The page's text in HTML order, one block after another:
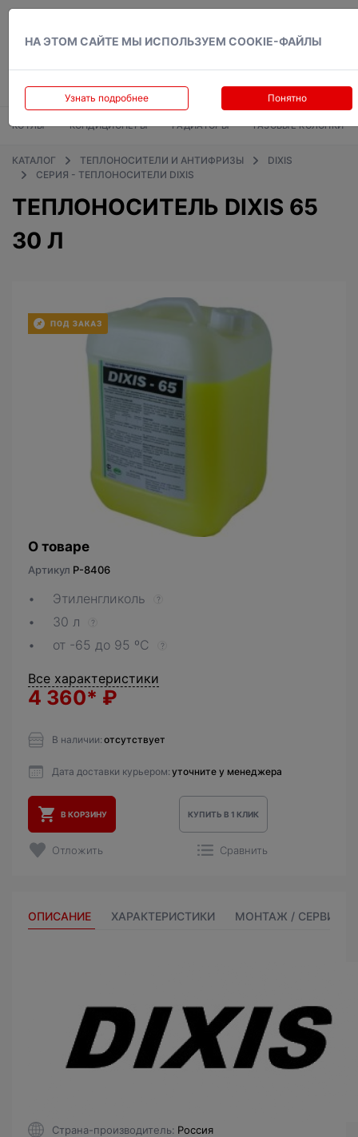
НА ЭТОМ САЙТЕ МЫ ИСПОЛЬЗУЕМ COOKIE-ФАЙЛЫ
Узнать подробнее Понятно
КОТЛЫ КОНДИЦИОНЕРЫ РАДИАТОРЫ ГАЗОВЫЕ КОЛОНКИ
КАТАЛОГ ТЕПЛОНОСИТЕЛИ И АНТИФРИЗЫ
DIXIS
СЕРИЯ - ТЕПЛОНОСИТЕЛИ DIXIS
ТЕПЛОНОСИТЕЛЬ DIXIS 65
30 Л
О товаре
Артикул P-8406
Этиленгликоль ?
30 л ?
от -65 до 95 ºС ?
Все характеристики
4 360* ₽
В наличии: отсутствует
Дата доставки курьером: уточните у менеджера
В КОРЗИНУ КУПИТЬ В 1 КЛИК
Отложить Сравнить
ОПИСАНИЕ ХАРАКТЕРИСТИКИ МОНТАЖ / СЕРВИС
Страна-производитель Россия